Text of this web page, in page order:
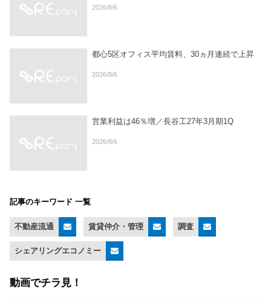
2026/8/6
都心5区オフィス平均賃料、30ヵ月連続で上昇
2026/8/6
営業利益は46％増／長谷工27年3月期1Q
2026/8/6
記事のキーワード 一覧
不動産流通 賃貸仲介・管理 調査
シェアリングエコノミー
動画でチラ見！